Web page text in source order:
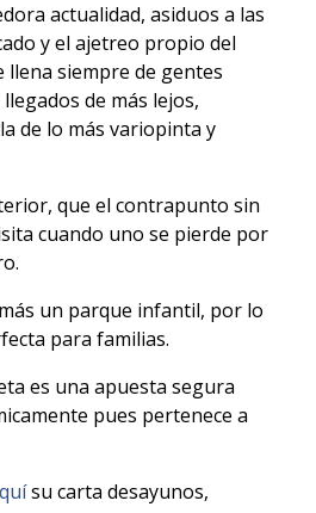
actualidad, asiduos a las
y el ajetreo propio del
siempre de gentes
de más lejos,
de lo más variopinta y
que el contrapunto sin
cuando uno se pierde por
un parque infantil, por lo
para familias.
es una apuesta segura
pues pertenece a
su carta desayunos,